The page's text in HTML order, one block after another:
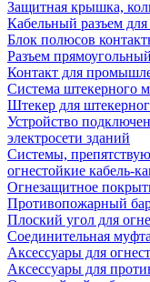
Защитная крышка,
Кабельный разъем
Блок полюсов
Разъем
Контакт для
Система штекерного
Штекер для
Устройство
электросети зданий
Системы,
огнестойкие кабель-
Огнезащитное
Противопожарный
Плоский угол для
Соединительная
Аксессуары для
Аксессуары для